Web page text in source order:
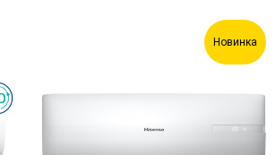
Новинка